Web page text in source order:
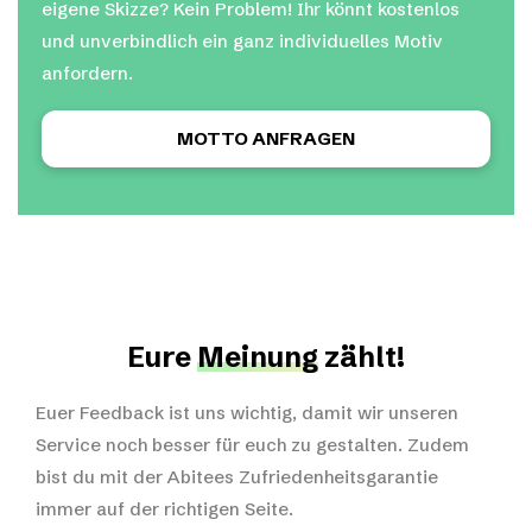
eigene Skizze? Kein Problem! Ihr könnt kostenlos
und unverbindlich ein ganz individuelles Motiv
anfordern.
MOTTO ANFRAGEN
EureMeinung zählt!
Euer Feedback ist uns wichtig, damit wir unseren
Service noch besser für euch zu gestalten. Zudem
bist du mit der Abitees Zufriedenheitsgarantie
immer auf der richtigen Seite.